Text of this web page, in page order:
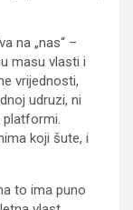
na „nas“ –
masu vlasti i
vrijednosti,
udruzi, ni
platformi.
koji šute, i
to ima puno